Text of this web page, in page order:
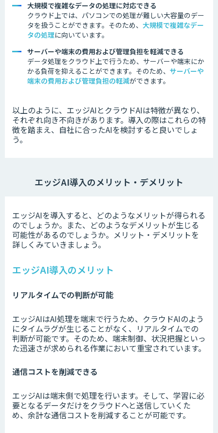
大規模で複雑なデータの処理に対応できる
クラウド上では、パソコンでの処理が難しい大容量のデー
タを扱うことができます。そのため、 大規模で複雑なデー
タの処理に向いています。
サーバーや端末の費用および管理負担を軽減できる
データ処理をクラウド上で行うため、サーバーや端末にか
かる負荷を抑えることができます。そのため、 サーバーや
端末の費用および管理負担の軽減ができます。
以上のように、エッジAIとクラウドAIは特徴が異なり、
それぞれ向き不向きがあります。 導入の際はこれらの特
徴を踏まえ、自社に合ったAIを検討すると良いでしょ
う。
エッジAI導入のメリット・デメリット
エッジAIを導入すると、どのようなメリットが得られる
のでしょうか。また、どのようなデメリットが生じる
可能性があるのでしょうか。メリット・デメリットを
詳しくみていきましょう。
エッジAI導入のメリット
リアルタイムでの判断が可能
エッジAIはAI処理を端末で行うため、クラウドAIのよう
にタイムラグが生じることがなく、リアルタイムでの
判断が可能です。そのため、端末制御、状況把握といっ
た迅速さが求められる作業において重宝されています。
通信コストを削減できる
エッジAIは端末側で処理を行います。そして、学習に必
要となるデータだけをクラウドへと送信していくた
め、余計な通信コストを削減することが可能です。